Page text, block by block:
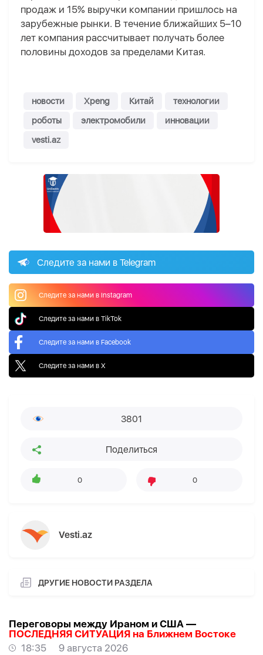
продаж и 15% выручки компании пришлось на
зарубежные рынки. В течение ближайших 5–10
лет компания рассчитывает получать более
половины доходов за пределами Китая.
новости Xpeng Китай
технологии
роботы
электромобили
инновации
vesti.az
Следите за нами в Telegram
Следите за нами в Instagram
Следите за нами в TikTok
Следите за нами в Facebook
Следите за нами в X
3801
Поделиться
0 0
Vesti.az
ДРУГИЕ НОВОСТИ РАЗДЕЛА
Переговоры между Ираном и США —
ПОСЛЕДНЯЯ СИТУАЦИЯ на Ближнем Востоке
18:35
9 августа 2026